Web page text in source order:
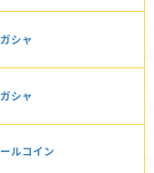
シャ
シャ
ルコイン